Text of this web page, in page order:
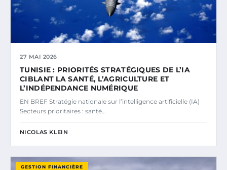
27 MAI 2026
TUNISIE : PRIORITÉS STRATÉGIQUES DE L’IA
CIBLANT LA SANTÉ, L’AGRICULTURE ET
L’INDÉPENDANCE NUMÉRIQUE
EN BREF Stratégie nationale sur l’intelligence artificielle (IA)
Secteurs prioritaires : santé…
NICOLAS KLEIN
GESTION FINANCIÈRE